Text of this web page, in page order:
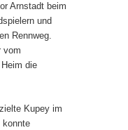
Arnstadt beim
und
Rennweg.
vom
die
Kupey im
konnte